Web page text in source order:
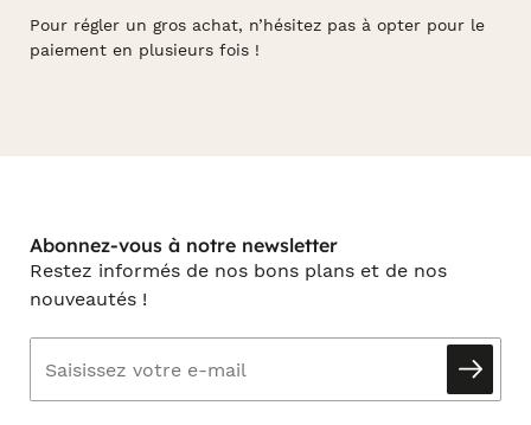
Pour régler un gros achat, n’hésitez pas à opter pour le
paiement en plusieurs fois !
Abonnez-vous à notre newsletter
Restez informés de nos bons plans et de nos
nouveautés !